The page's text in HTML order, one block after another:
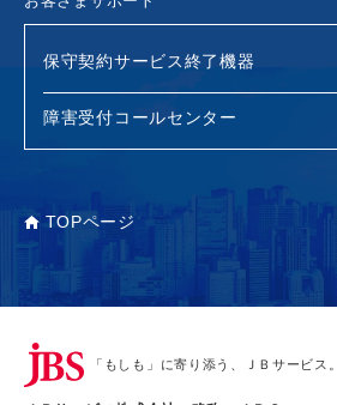
保守契約サービス終了機器
障害受付コールセンター
TOPページ
「もしも」に寄り添う、ＪＢサービス。